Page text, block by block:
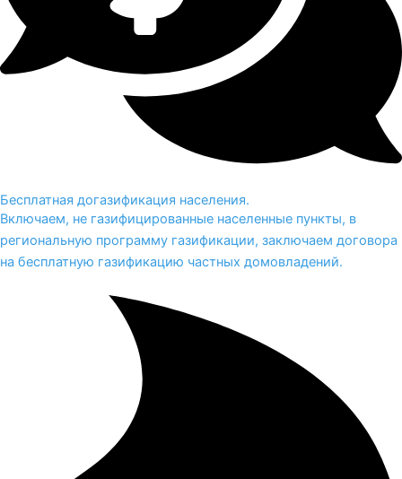
Бесплатная догазификация населения.
Включаем, не газифицированные населенные пункты, в
региональную программу газификации, заключаем договора
на бесплатную газификацию частных домовладений.